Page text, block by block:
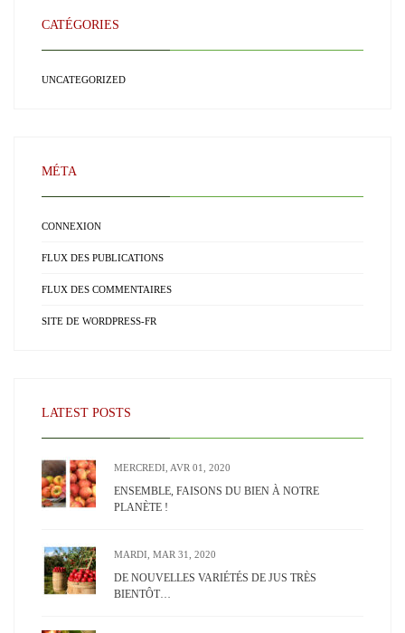
CATÉGORIES
UNCATEGORIZED
MÉTA
CONNEXION
FLUX DES PUBLICATIONS
FLUX DES COMMENTAIRES
SITE DE WORDPRESS-FR
LATEST POSTS
MERCREDI, AVR 01, 2020
ENSEMBLE, FAISONS DU BIEN À NOTRE
PLANÈTE !
MARDI, MAR 31, 2020
DE NOUVELLES VARIÉTÉS DE JUS TRÈS
BIENTÔT…